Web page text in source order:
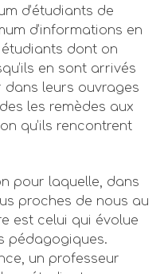
d’étudiants de
d’informations en
dont on
en sont arrivés
dans leurs ouvrages
les remèdes aux
qu’ils rencontrent
pour laquelle, dans
proches de nous au
est celui qui évolue
pédagogiques.
un professeur